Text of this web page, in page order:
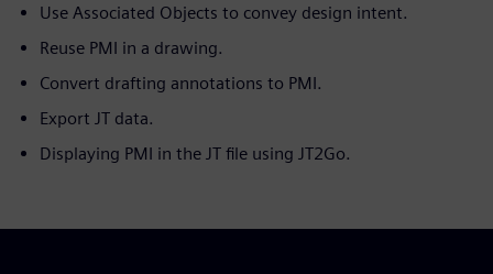
Use Associated Objects to convey design intent.
Reuse PMI in a drawing.
Convert drafting annotations to PMI.
Export JT data.
Displaying PMI in the JT file using JT2Go.